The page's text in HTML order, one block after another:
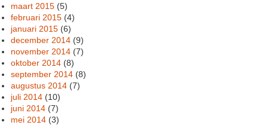
maart 2015 (5)
februari 2015 (4)
januari 2015 (6)
december 2014 (9)
november 2014 (7)
oktober 2014 (8)
september 2014 (8)
augustus 2014 (7)
juli 2014 (10)
juni 2014 (7)
mei 2014 (3)